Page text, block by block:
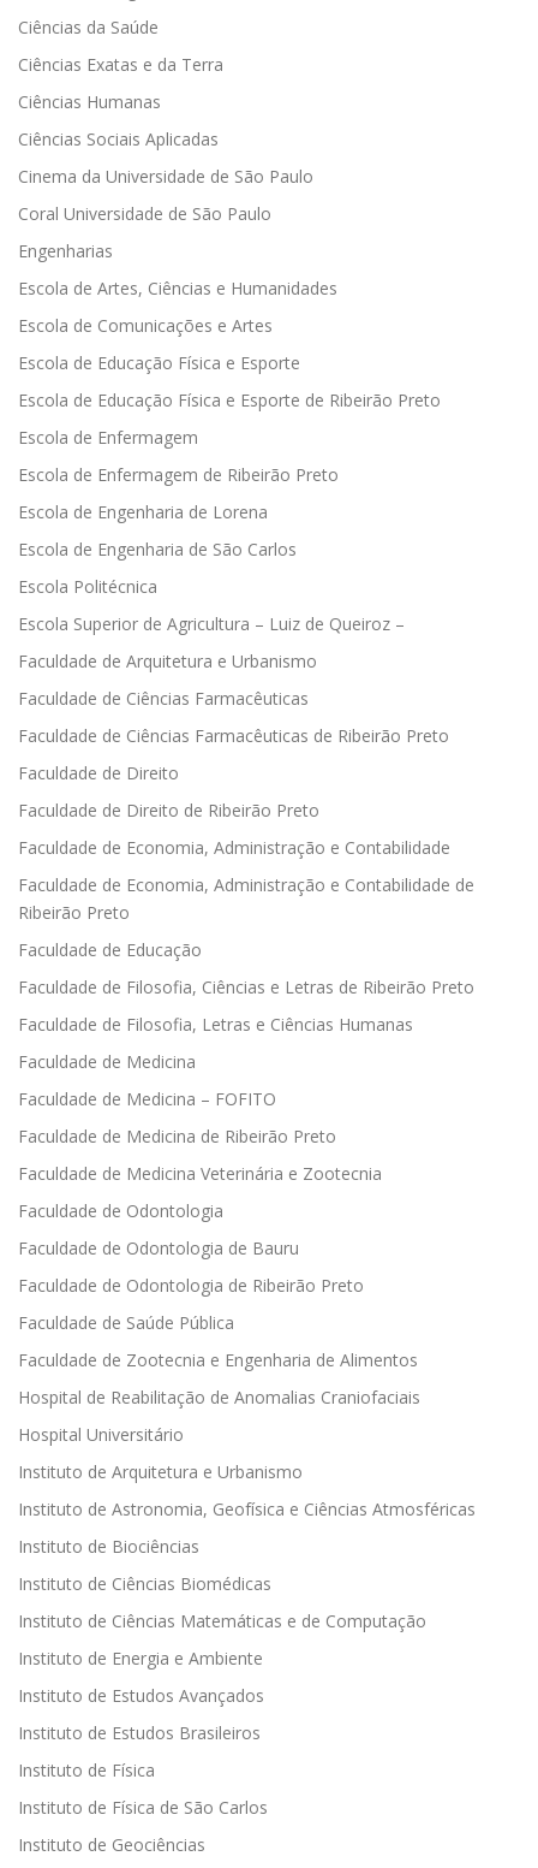
Ciências da Saúde
Ciências Exatas e da Terra
Ciências Humanas
Ciências Sociais Aplicadas
Cinema da Universidade de São Paulo
Coral Universidade de São Paulo
Engenharias
Escola de Artes, Ciências e Humanidades
Escola de Comunicações e Artes
Escola de Educação Física e Esporte
Escola de Educação Física e Esporte de Ribeirão Preto
Escola de Enfermagem
Escola de Enfermagem de Ribeirão Preto
Escola de Engenharia de Lorena
Escola de Engenharia de São Carlos
Escola Politécnica
Escola Superior de Agricultura – Luiz de Queiroz –
Faculdade de Arquitetura e Urbanismo
Faculdade de Ciências Farmacêuticas
Faculdade de Ciências Farmacêuticas de Ribeirão Preto
Faculdade de Direito
Faculdade de Direito de Ribeirão Preto
Faculdade de Economia, Administração e Contabilidade
Faculdade de Economia, Administração e Contabilidade de
Ribeirão Preto
Faculdade de Educação
Faculdade de Filosofia, Ciências e Letras de Ribeirão Preto
Faculdade de Filosofia, Letras e Ciências Humanas
Faculdade de Medicina
Faculdade de Medicina – FOFITO
Faculdade de Medicina de Ribeirão Preto
Faculdade de Medicina Veterinária e Zootecnia
Faculdade de Odontologia
Faculdade de Odontologia de Bauru
Faculdade de Odontologia de Ribeirão Preto
Faculdade de Saúde Pública
Faculdade de Zootecnia e Engenharia de Alimentos
Hospital de Reabilitação de Anomalias Craniofaciais
Hospital Universitário
Instituto de Arquitetura e Urbanismo
Instituto de Astronomia, Geofísica e Ciências Atmosféricas
Instituto de Biociências
Instituto de Ciências Biomédicas
Instituto de Ciências Matemáticas e de Computação
Instituto de Energia e Ambiente
Instituto de Estudos Avançados
Instituto de Estudos Brasileiros
Instituto de Física
Instituto de Física de São Carlos
Instituto de Geociências